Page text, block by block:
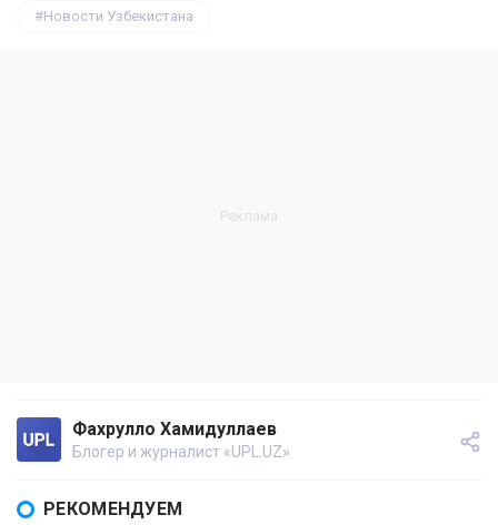
Новости Узбекистана
Фахрулло Хамидуллаев
Блогер и журналист «UPL.UZ»
РЕКОМЕНДУЕМ